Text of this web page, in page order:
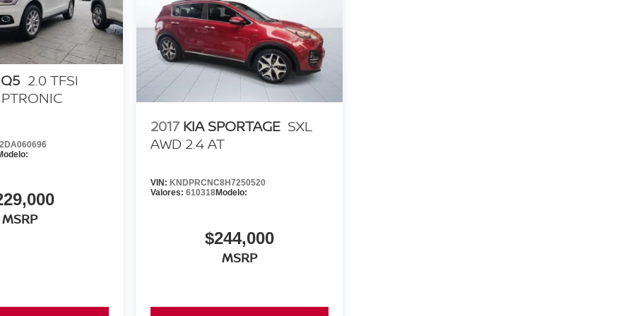
2.0 TFSI
MSRP
2017 KIA SPORTAGE SXL
AWD 2.4 AT
VIN: KNDPRCNC8H7250520
Valores:610318Modelo:
$244,000
MSRP